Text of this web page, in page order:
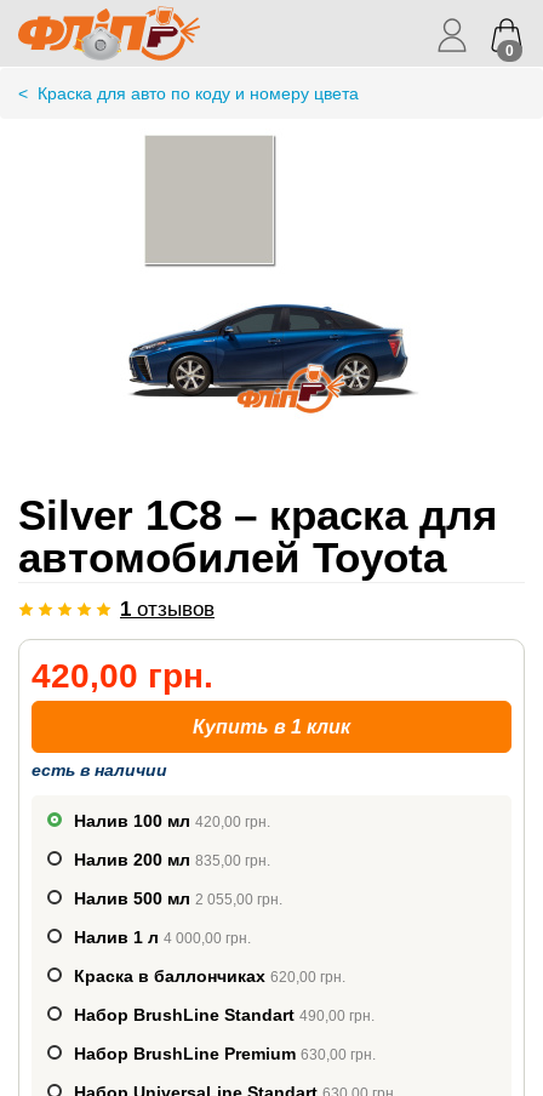
0
< Краска для авто по коду и номеру цвета
Silver 1C8 – краска для
автомобилей Toyota
1 отзывов
420,00 грн.
Купить в 1 клик
есть в наличии
Налив 100 мл 420,00 грн.
Налив 200 мл 835,00 грн.
Налив 500 мл 2 055,00 грн.
Налив 1 л 4 000,00 грн.
Краска в баллончиках 620,00 грн.
Набор BrushLine Standart 490,00 грн.
Набор BrushLine Premium 630,00 грн.